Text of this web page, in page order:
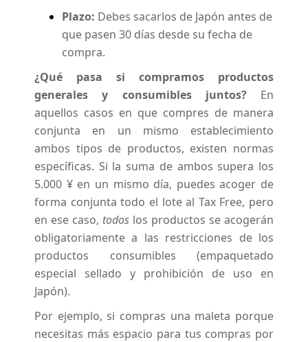
Plazo: Debes sacarlos de Japón antes de
que pasen 30 días desde su fecha de
compra.
¿Qué pasa si compramos productos
generales y consumibles juntos?En
aquellos casos en que compres de manera
conjunta en un mismo establecimiento
ambos tipos de productos, existen normas
específicas. Si la suma de ambos supera los
5.000 ¥ en un mismo día, puedes acoger de
forma conjunta todo el lote al Tax Free, pero
en ese caso, todos los productos se acogerán
obligatoriamente a las restricciones de los
productos consumibles (empaquetado
especial sellado y prohibición de uso en
Japón).
Por ejemplo, si compras una maleta porque
necesitas más espacio para tus compras por